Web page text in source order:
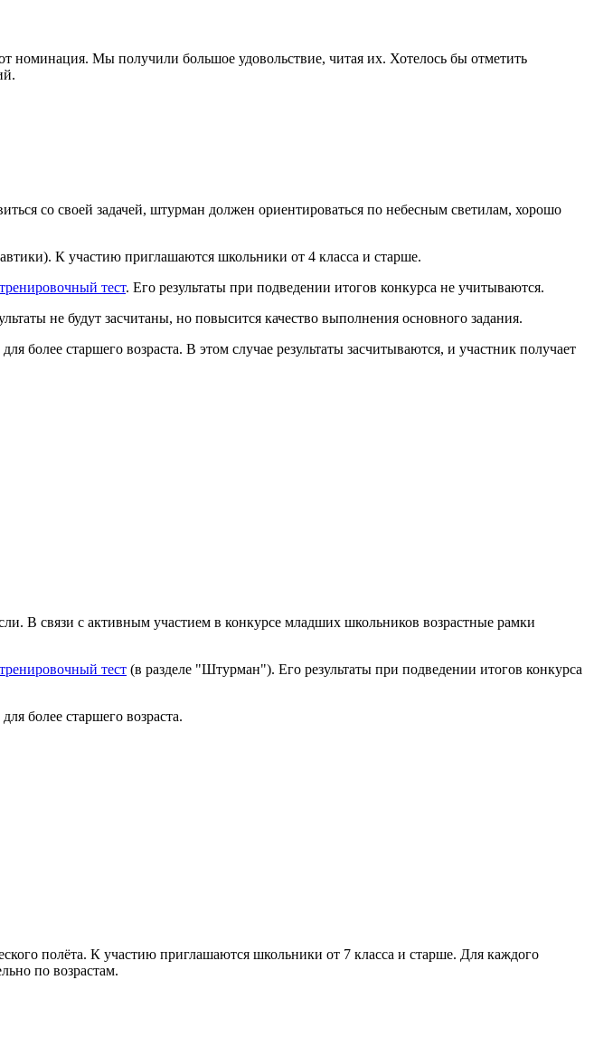
номинация. Мы получили большое удовольствие, читая их. Хотелось бы отметить
со своей задачей, штурман должен ориентироваться по небесным светилам, хорошо
К участию приглашаются школьники от 4 класса и старше.
тренировочный тест. Его результаты при подведении итогов конкурса не учитываются.
не будут засчитаны, но повысится качество выполнения основного задания.
более старшего возраста. В этом случае результаты засчитываются, и участник получает
В связи с активным участием в конкурсе младших школьников возрастные рамки
тренировочный тест (в разделе "Штурман"). Его результаты при подведении итогов конкурса
более старшего возраста.
полёта. К участию приглашаются школьники от 7 класса и старше. Для каждого
по возрастам.